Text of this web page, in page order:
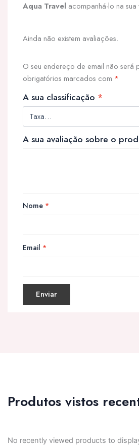
Aqua Travel acompanhá-lo na sua
Ainda não existem avaliações.
O seu endereço de email não será
obrigatórios marcados com *
A sua classificação *
A sua avaliação sobre o
Nome *
Email *
Produtos vistos
No recently viewed products to